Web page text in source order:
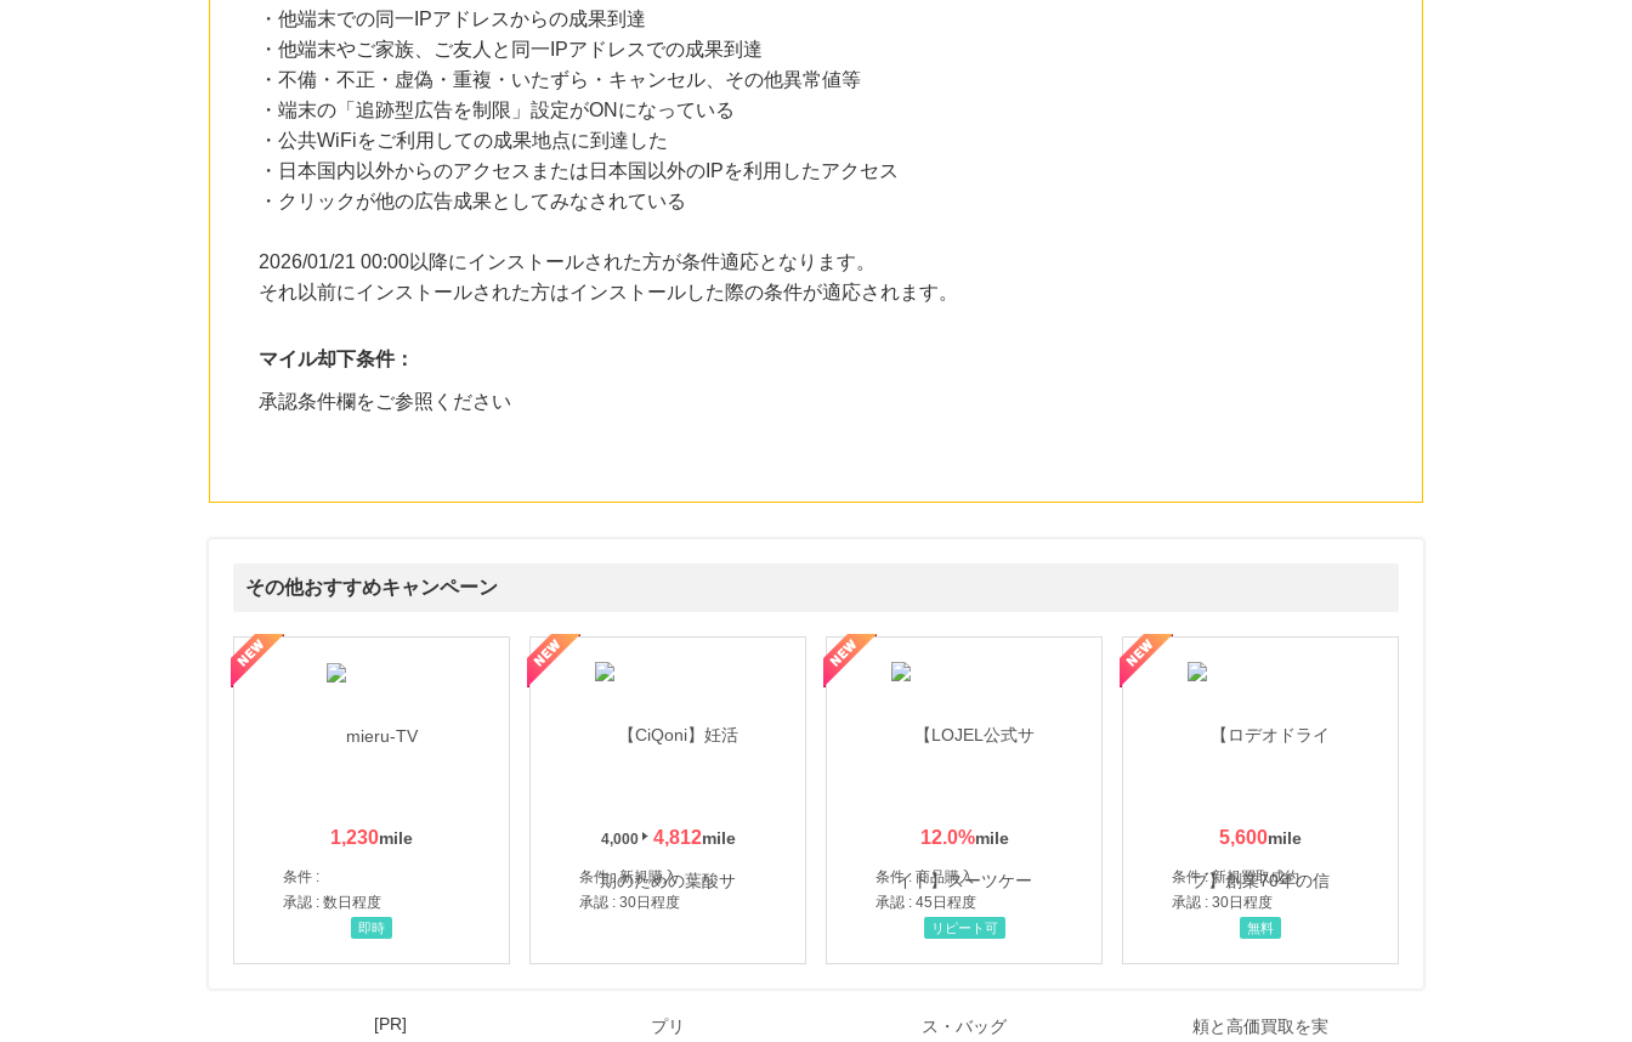
・他端末での同一IPアドレスからの成果到達
・他端末やご家族、ご友人と同一IPアドレスでの成果到達
・不備・不正・虚偽・重複・いたずら・キャンセル、その他異常値等
・端末の「追跡型広告を制限」設定がONになっている
・公共WiFiをご利用しての成果地点に到達した
・日本国内以外からのアクセスまたは日本国以外のIPを利用したアクセス
・クリックが他の広告成果としてみなされている
2026/01/21 00:00以降にインストールされた方が条件適応となります。
それ以前にインストールされた方はインストールした際の条件が適応されます。
マイル却下条件：
承認条件欄をご参照ください
その他おすすめキャンペーン
1,230
条件 :
承認 : 数日程度
即時
4,000 4,812
条件 : 新規購入
承認 : 30日程度
12.0%
条件 : 商品購入
承認 : 45日程度
【LOJEL公式サイト】スーツケース・バッグ
リピート可
5,600
条件 : 新規買取成約
承認 : 30日程度
【ロデオドライブ】創業70年の信頼と高価買取を実現！ブランド品・貴金属の無料査定
無料
[PR]